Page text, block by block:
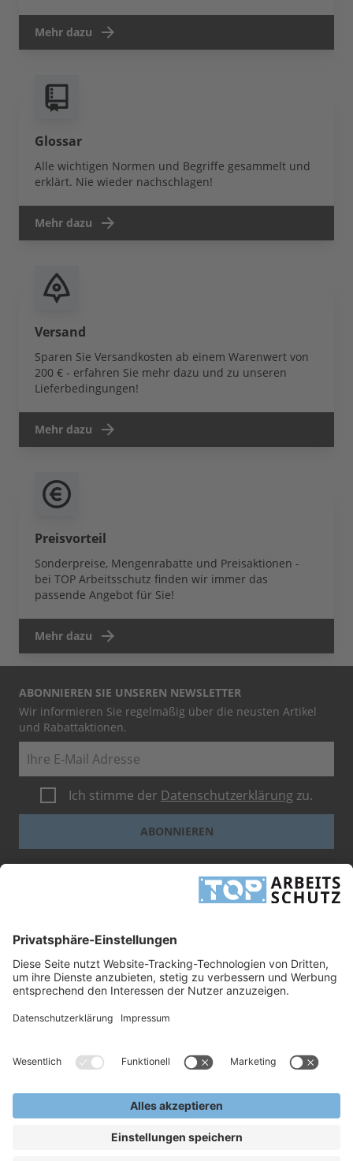
Mehr dazu
Glossar
Alle wichtigen Normen und Begriffe gesammelt und
erklärt. Nie wieder nachschlagen!
Mehr dazu
Versand
Sparen Sie Versandkosten ab einem Warenwert von
200 € - erfahren Sie mehr dazu und zu unseren
Lieferbedingungen!
Mehr dazu
Preisvorteil
Sonderpreise, Mengenrabatte und Preisaktionen -
bei TOP Arbeitsschutz finden wir immer das
passende Angebot für Sie!
Mehr dazu
ABONNIEREN SIE UNSEREN NEWSLETTER
Wir informieren Sie regelmäßig über die neusten Artikel
und Rabattaktionen.
Ich stimme der Datenschutzerklärung zu.
ABONNIEREN
Dieses Formular ist durch reCAPTCHA geschützt - es gelten dieGoogle-
-Geschäftsbedingungen.
UNTERNEHMEN
RECHTLICHES
TOP ARBEITSSCHUTZ GMBH
24568 Kaltenkirchen
Fax +49 41 91/72 26 18-99
www.top-arbeitsschutz.de
Copyright © 2026, TOP Arbeitsschutz GmbH.